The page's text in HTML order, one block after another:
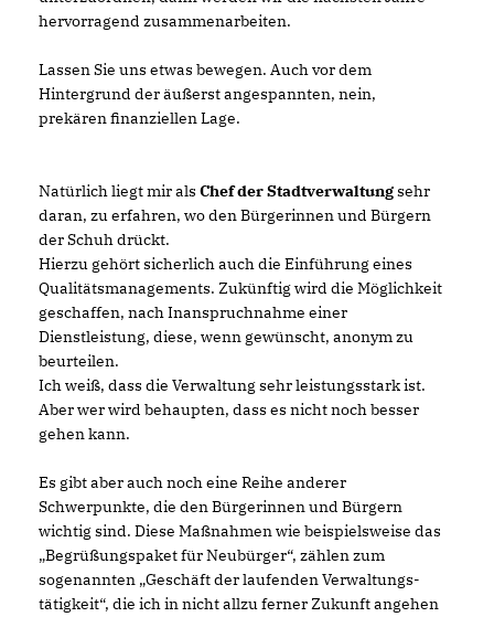
hervorragend zusammenarbeiten.
Lassen Sie uns etwas bewegen. Auch vor dem
Hintergrund der äußerst angespannten, nein,
prekären finanziellen Lage.
Natürlich liegt mir als Chef der Stadtverwaltungsehr
daran, zu erfahren, wo den Bürgerinnen und Bürgern
der Schuh drückt.
Hierzu gehört sicherlich auch die Einführung eines
Qualitätsmanagements. Zukünftig wird die Möglichkeit
geschaffen, nach Inanspruchnahme einer
Dienstleistung, diese, wenn gewünscht, anonym zu
beurteilen.
Ich weiß, dass die Verwaltung sehr leistungsstark ist.
Aber wer wird behaupten, dass es nicht noch besser
gehen kann.
Es gibt aber auch noch eine Reihe anderer
Schwerpunkte, die den Bürgerinnen und Bürgern
wichtig sind. Diese Maßnahmen wie beispielsweise das
Begrüßungspaket für Neubürger“, zählen zum
sogenannten „Geschäft der laufenden Verwaltungs-
tätigkeit“, die ich in nicht allzu ferner Zukunft angehen